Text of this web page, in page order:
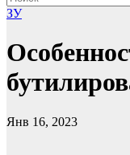
ЗУ
Янв 16, 2023